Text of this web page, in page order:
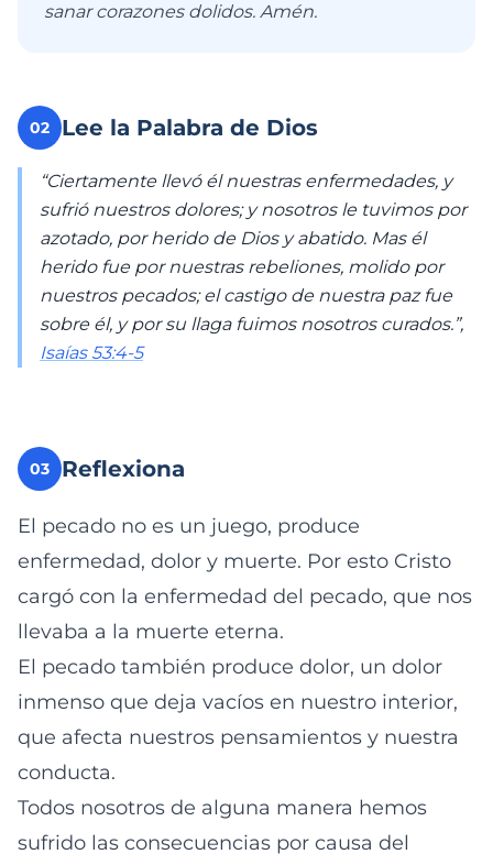
sanar corazones dolidos. Amén.
02 Lee la Palabra de Dios
“Ciertamente llevó él nuestras enfermedades, y
sufrió nuestros dolores; y nosotros le tuvimos por
azotado, por herido de Dios y abatido. Mas él
herido fue por nuestras rebeliones, molido por
nuestros pecados; el castigo de nuestra paz fue
sobre él, y por su llaga fuimos nosotros curados.”,
Isaías 53:4-5
03 Reflexiona
El pecado no es un juego, produce
enfermedad, dolor y muerte. Por esto Cristo
cargó con la enfermedad del pecado, que nos
llevaba a la muerte eterna.
El pecado también produce dolor, un dolor
inmenso que deja vacíos en nuestro interior,
que afecta nuestros pensamientos y nuestra
conducta.
Todos nosotros de alguna manera hemos
sufrido las consecuencias por causa del